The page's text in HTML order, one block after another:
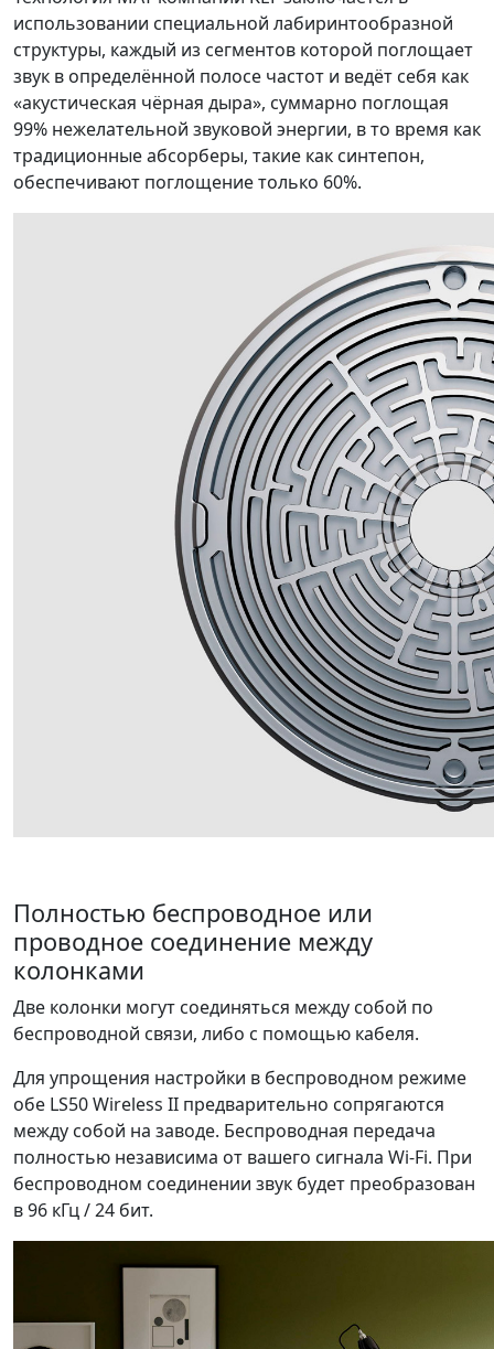
использовании специальной лабиринтообразной
структуры, каждый из сегментов которой поглощает
звук в определённой полосе частот и ведёт себя как
«акустическая чёрная дыра», суммарно поглощая
99% нежелательной звуковой энергии, в то время как
традиционные абсорберы, такие как синтепон,
обеспечивают поглощение только 60%.
Полностью беспроводное или
проводное соединение между
колонками
Две колонки могут соединяться между собой по
беспроводной связи, либо с помощью кабеля.
Для упрощения настройки в беспроводном режиме
обе LS50 Wireless II предварительно сопрягаются
между собой на заводе. Беспроводная передача
полностью независима от вашего сигнала Wi-Fi. При
беспроводном соединении звук будет преобразован
в 96 кГц / 24 бит.